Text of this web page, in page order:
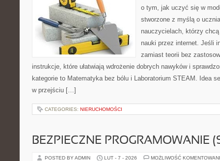
o tym, jak uczyć się w
stworzone z myślą o
nauczycielach, którzy
nauki przez internet. Jeśli
zamiast teorii bez
instrukcje, które ułatwiają wdrożenie dobrych nawyków i
kategorie to Matematyka bez bólu i Laboratorium STEAM. Idea
w przejściu […]
CATEGORIES: NIERUCHOMOŚCI
BEZPIECZNE PROGRAMOWANIE
POSTED BY ADMIN LUT - 7 - 2026 MOŻLIWOŚĆ